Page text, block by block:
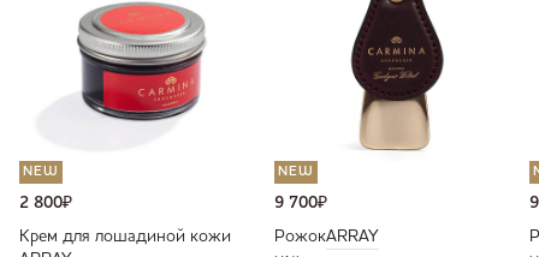
NEW
2 800₽
Крем для лошадиной кожи
NEW
9 700₽
РожокARRAY